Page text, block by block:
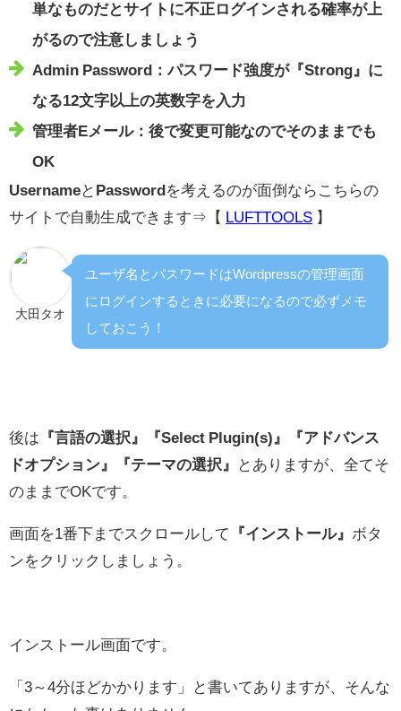
単なものだとサイトに不正ログインされる確率が上
がるので注意しましょう
Admin Password：パスワード強度が『Strong』に
なる12文字以上の英数字を入力
管理者Eメール：後で変更可能なのでそのままでも
OK
Usernameと Passwordを考えるのが面倒ならこちらの
サイトで自動生成できます⇒【 LUFTTOOLS 】
大田タオ
ユーザ名とパスワードはWordpressの管理画面
にログインするときに必要になるので必ずメモ
しておこう！
後は 『言語の選択』『Select Plugin(s)』『アドバンス
ドオプション』『テーマの選択』
とありますが、全てそ
のままでOKです。
画面を1番下までスクロールして 『インストール』 ボタ
ンをクリックしましょう。
インストール画面です。
「3～4分ほどかかります」と書いてありますが、そんな